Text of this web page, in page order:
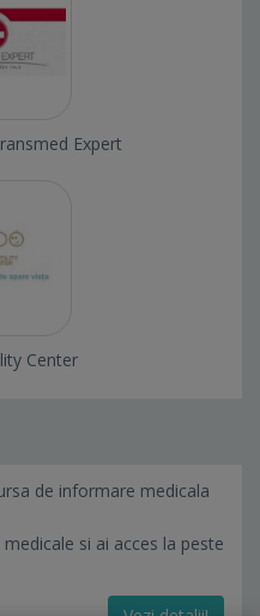
Expert
Center
de informare medicala
si ai acces la peste